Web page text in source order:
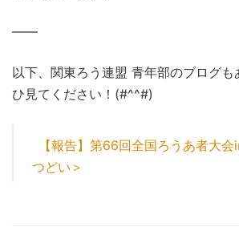
――
以下、関東ろう連盟 青年部のブログ
ひ見てください！(#^^#)
【報告】第66回全国ろうあ者大
つどい＞